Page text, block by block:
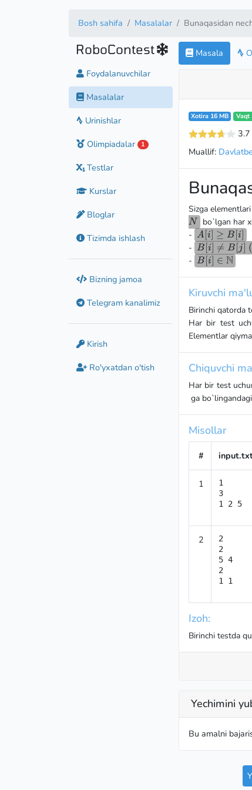
Bosh sahifa Masalalar Bunaqasidan
RoboContest
Foydalanuvchilar
Masalalar
Urinishlar
Olimpiadalar
1
Testlar
Kurslar
Bloglar
Tizimda ishlash
Bizning jamoa
Telegram kanalimiz
Kirish
Ro'yxatdan o'tish
Masala
Xotira 16 MB Vaqt
3.7
Muallif:
Sizga
N
bo`lgan har
- A[i]
\ge
B[i]
A[ i ≥ B i
- B[i]
\neq
B[j]
(i
\neq
B i 
= B j (
- B[i] \in
B i ∈ N
Kiruvchi
Birinchi qatorda
Har bir test
Elementlar
Chiquvchi
Har bir test
ga
Misollar
#
1
1
3
1 2 5
2
2
2
5 4
2
1 1
Izoh:
Birinchi testda
Yechimini
Bu amalni